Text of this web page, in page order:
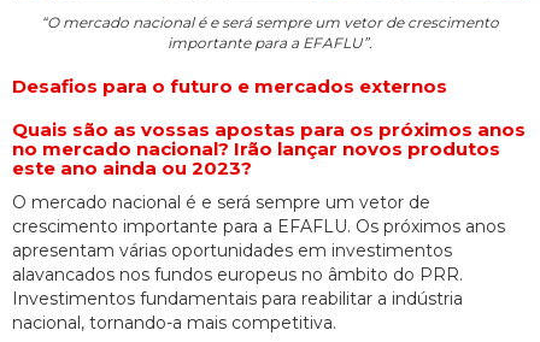
“O mercado nacional é e será sempre um vetor de crescimento
importante para a EFAFLU”.
Desafios para o futuro e mercados externos
Quais são as vossas apostas para os próximos anos
no mercado nacional? Irão lançar novos produtos
este ano ainda ou 2023?
O mercado nacional é e será sempre um vetor de
crescimento importante para a EFAFLU. Os próximos anos
apresentam várias oportunidades em investimentos
alavancados nos fundos europeus no âmbito do PRR.
Investimentos fundamentais para reabilitar a indústria
nacional, tornando-a mais competitiva.